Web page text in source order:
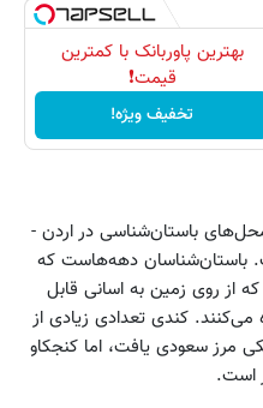
بهترین پاوربانک با کمترین
قیمت❗
تخفیف ویژه!
محل‌های باستان‌شناسی در اردن -
باستان‌شناسان دهه‌هاست که
از روی زمین به اسانی قابل
می‌‌کنند. کندی تعدادی زیادی از
مرز سعودی یافت، اما کنجکاو
است.